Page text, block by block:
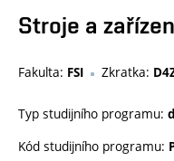
Stroje a
Fakulta: FSI Zkratka:
Typ studijního programu:
Kód studijního programu: